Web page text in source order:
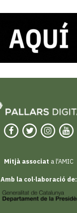
Mitjà associat a l'AMIC
Amb la col·laboració de: